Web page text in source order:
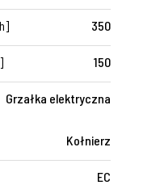
350
150
Grzałka elektryczna
Kołnierz
EC